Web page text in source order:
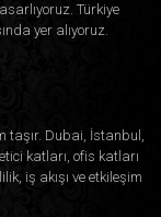
Türkiye
yer alıyoruz.
taşır. Dubai, İstanbul,
katları, ofis katları
iş akışı ve etkileşim